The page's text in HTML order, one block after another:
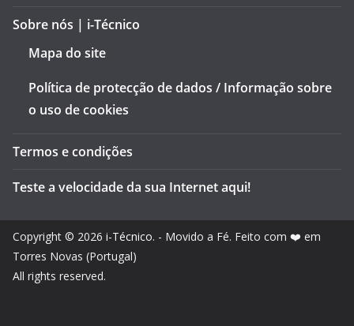
Sobre nós | i-Técnico
Mapa do site
Política de protecção de dados / Informação sobre
o uso de cookies
Termos e condições
Teste a velocidade da sua Internet aqui!
Copyright © 2026 i-Técnico. - Movido a Fé. Feito com ❤️ em
Torres Novas (Portugal)
All rights reserved.